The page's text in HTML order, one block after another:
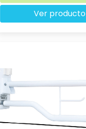
Ver producto